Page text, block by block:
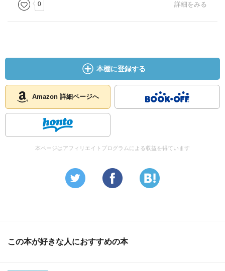
0 詳細をみる
本棚に登録する
Amazon 詳細ページへ
本ページはアフィリエイトプログラムによる収益を得ています
この本が好きな人におすすめの本